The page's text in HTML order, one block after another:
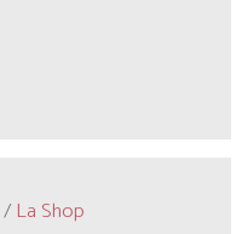
/ La Shop